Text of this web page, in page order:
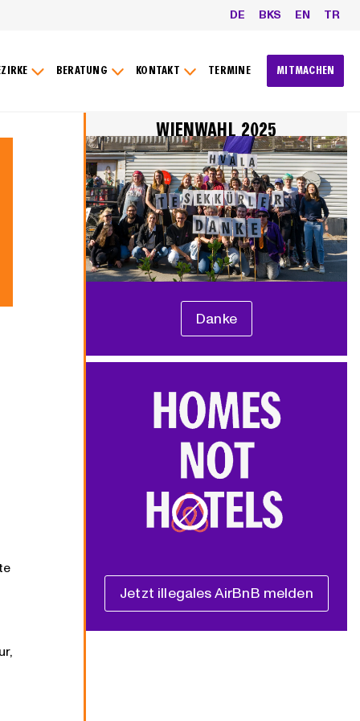
DE BKS EN TR
BERATUNG KONTAKT TERMINE MITMACHEN
WIENWAHL 2025
Danke
Jetzt illegales AirBnB melden